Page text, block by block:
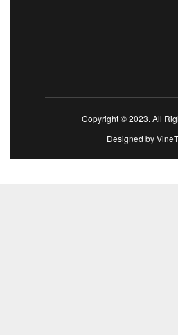
Copyright © 2023. All
Designed by